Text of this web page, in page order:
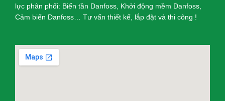
lực phân phối: Biến tần Danfoss, Khởi động mềm Danfoss,
Cảm biến Danfoss… Tư vấn thiết kế, lắp đặt và thi công !